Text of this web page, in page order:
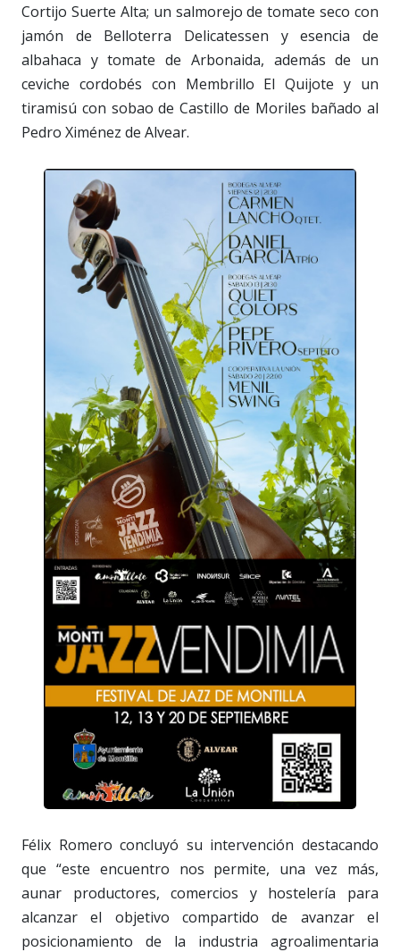
Cortijo Suerte Alta; un salmorejo de tomate seco con
jamón de Belloterra Delicatessen y esencia de
albahaca y tomate de Arbonaida, además de un
ceviche cordobés con Membrillo El Quijote y un
tiramisú con sobao de Castillo de Moriles bañado al
Pedro Ximénez de Alvear.
Félix Romero concluyó su intervención destacando
que “este encuentro nos permite, una vez más,
aunar productores, comercios y hostelería para
alcanzar el objetivo compartido de avanzar el
posicionamiento de la industria agroalimentaria